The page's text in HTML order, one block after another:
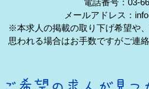
メールアドレス：
※本求人の掲載の取り下げ希望や
思われる場合はお手数ですがご連